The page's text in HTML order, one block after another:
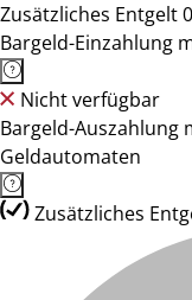
Zusätzliches Entgelt
Bargeld-Einzahlung
Nicht verfügbar
Bargeld-Auszahlung
Geldautomaten
Zusätzliches